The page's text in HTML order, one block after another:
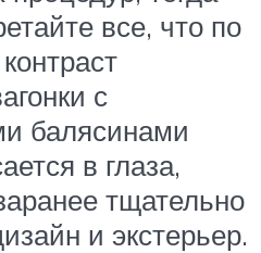
все, что по
с
балясинами
в глаза,
тщательно
и экстерьер.